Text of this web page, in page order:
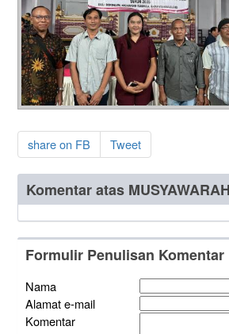
share on FB Tweet
Komentar atas
Formulir Penulisan Komentar
Nama
Alamat e-mail
Komentar